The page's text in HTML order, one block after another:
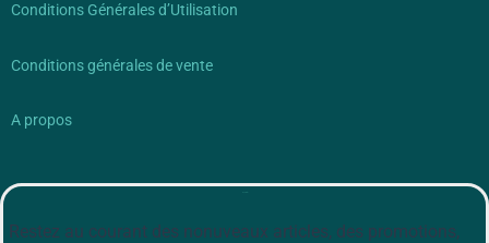
Conditions Générales d’Utilisation
Conditions générales de vente
A propos
Restez au courant des nonuveaux articles, des promotions,